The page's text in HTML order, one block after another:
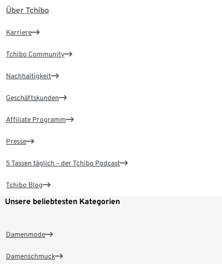
Über Tchibo
Karriere
Tchibo Community
Nachhaltigkeit
Geschäftskunden
Affiliate Programm
Presse
5 Tassen täglich – der Tchibo Podcast
Tchibo Blog
Unsere beliebtesten Kategorien
Damenmode
Damenschmuck